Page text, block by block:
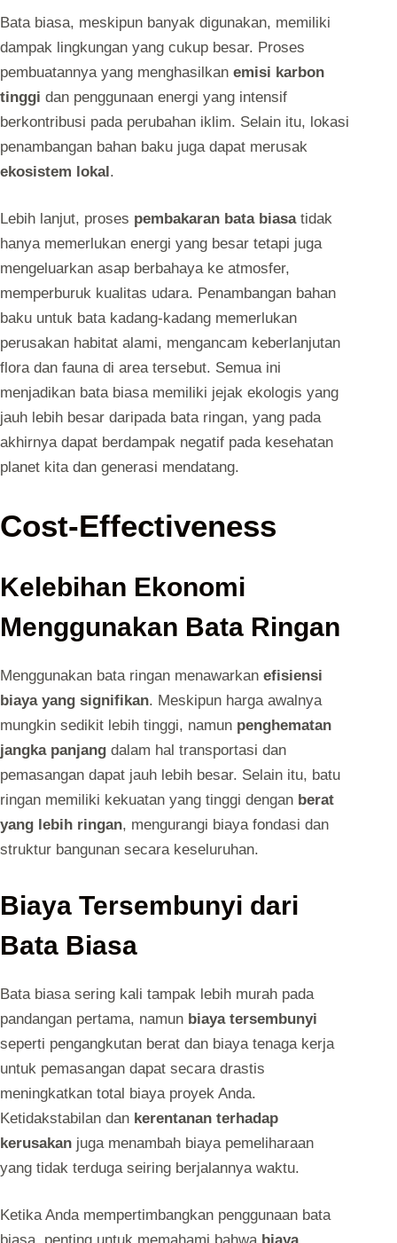
Bata biasa, meskipun banyak digunakan, memiliki
dampak lingkungan yang cukup besar. Proses
pembuatannya yang menghasilkan emisi karbon
tinggi dan penggunaan energi yang intensif
berkontribusi pada perubahan iklim. Selain itu, lokasi
penambangan bahan baku juga dapat merusak
ekosistem lokal.
Lebih lanjut, proses pembakaran bata biasatidak
hanya memerlukan energi yang besar tetapi juga
mengeluarkan asap berbahaya ke atmosfer,
memperburuk kualitas udara. Penambangan bahan
baku untuk bata kadang-kadang memerlukan
perusakan habitat alami, mengancam keberlanjutan
flora dan fauna di area tersebut. Semua ini
menjadikan bata biasa memiliki jejak ekologis yang
jauh lebih besar daripada bata ringan, yang pada
akhirnya dapat berdampak negatif pada kesehatan
planet kita dan generasi mendatang.
Cost-Effectiveness
Kelebihan Ekonomi
Menggunakan Bata Ringan
Menggunakan bata ringan menawarkan efisiensi
biaya yang signifikan. Meskipun harga awalnya
mungkin sedikit lebih tinggi, namun penghematan
jangka panjang dalam hal transportasi dan
pemasangan dapat jauh lebih besar. Selain itu, batu
ringan memiliki kekuatan yang tinggi dengan berat
yang lebih ringan, mengurangi biaya fondasi dan
struktur bangunan secara keseluruhan.
Biaya Tersembunyi dari
Bata Biasa
Bata biasa sering kali tampak lebih murah pada
pandangan pertama, namun biaya tersembunyi
seperti pengangkutan berat dan biaya tenaga kerja
untuk pemasangan dapat secara drastis
meningkatkan total biaya proyek Anda.
Ketidakstabilan dan kerentanan terhadap
kerusakan juga menambah biaya pemeliharaan
yang tidak terduga seiring berjalannya waktu.
Ketika Anda mempertimbangkan penggunaan bata